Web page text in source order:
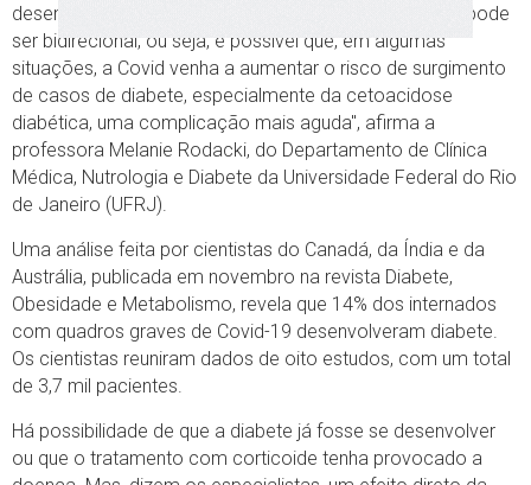
desenvolvimento ou se é a principal causa. "A relação pode
ser bidirecional, ou seja, é possível que, em algumas
situações, a Covid venha a aumentar o risco de surgimento
de casos de diabete, especialmente da cetoacidose
diabética, uma complicação mais aguda", afirma a
professora Melanie Rodacki, do Departamento de Clínica
Médica, Nutrologia e Diabete da Universidade Federal do Rio
de Janeiro (UFRJ).
Uma análise feita por cientistas do Canadá, da Índia e da
Austrália, publicada em novembro na revista Diabete,
Obesidade e Metabolismo, revela que 14% dos internados
com quadros graves de Covid-19 desenvolveram diabete.
Os cientistas reuniram dados de oito estudos, com um total
de 3,7 mil pacientes.
Há possibilidade de que a diabete já fosse se desenvolver
ou que o tratamento com corticoide tenha provocado a